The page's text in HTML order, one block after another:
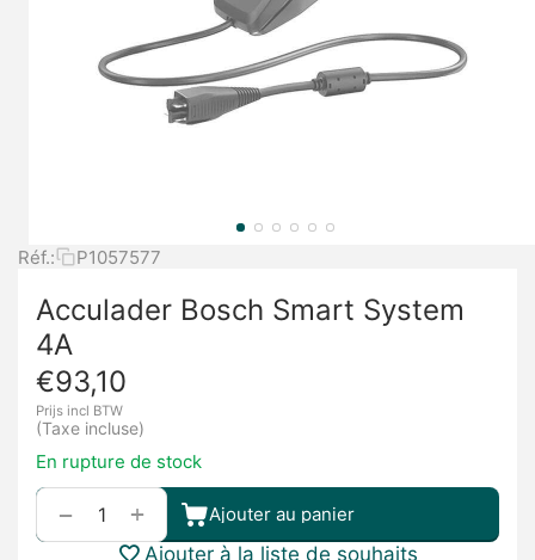
Réf.: P1057577
Acculader Bosch Smart System
4A
€93,10
Prijs incl BTW
(Taxe incluse)
En rupture de stock
+
− Ajouter au panier
Ajouter à la liste de souhaits